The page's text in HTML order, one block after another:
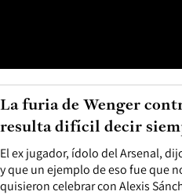
El ex jugador, ídolo del Arsenal,
y que un ejemplo de eso fue que
quisieron celebrar con Alexis
La furia de Wenger
resulta difícil decir